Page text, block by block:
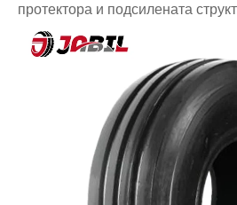
протектора и подсилената